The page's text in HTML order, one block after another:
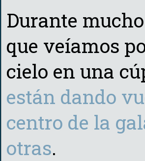
Durante
que veíamos
cielo en una
están dando
centro de la
otras.